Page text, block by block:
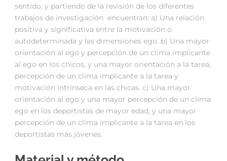
sentido, y partiendo de la revisión de los diferentes
trabajos de investigación encuentran: a) Una relación
positiva y significativa entre la motivación o
autodeterminada y las dimensiones ego. b) Una mayor
orientación al ego y percepción de un clima implicante
al ego en los chicos, y una mayor orientación a la tarea,
percepción de un clima implicante a la tarea y
motivación intrínseca en las chicas. c) Una mayor
orientación al ego y una mayor percepción de un clima
ego en los deportistas de mayor edad, y una mayor
percepción de un clima implicante a la tarea en los
deportistas más jóvenes.